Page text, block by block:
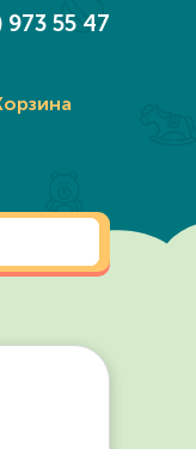
973 55 47